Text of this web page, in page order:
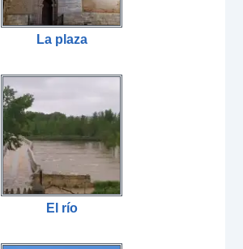
La plaza
El río